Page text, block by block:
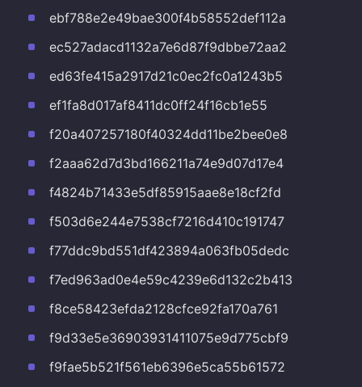
ebf788e2e49bae300f4b58552def112a
ec527adacd1132a7e6d87f9dbbe72aa2
ed63fe415a2917d21c0ec2fc0a1243b5
ef1fa8d017af8411dc0ff24f16cb1e55
f20a407257180f40324dd11be2bee0e8
f2aaa62d7d3bd166211a74e9d07d17e4
f4824b71433e5df85915aae8e18cf2fd
f503d6e244e7538cf7216d410c191747
f77ddc9bd551df423894a063fb05dedc
f7ed963ad0e4e59c4239e6d132c2b413
f8ce58423efda2128cfce92fa170a761
f9d33e5e36903931411075e9d775cbf9
f9fae5b521f561eb6396e5ca55b61572